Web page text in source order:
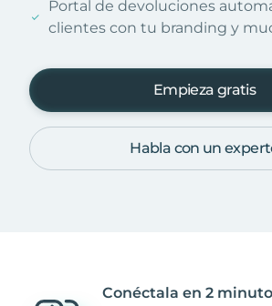
Portal de devoluciones
clientes con tu branding y
Empieza gratis
Habla con un
Conéctala en 2